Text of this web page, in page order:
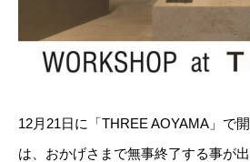
12月21日に「THREE AOYAMA」で
は、おかげさまで無事終了する事が